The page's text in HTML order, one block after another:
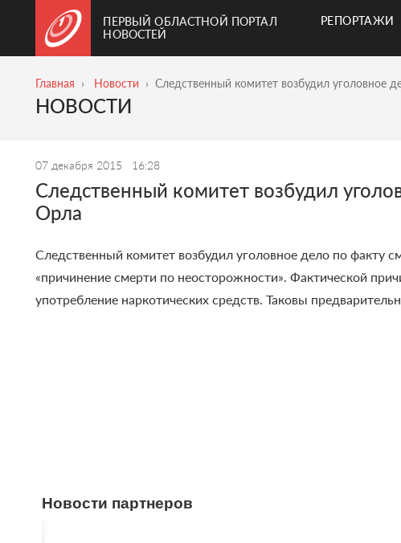
ПЕРВЫЙ ОБЛАСТНОЙ ПОРТАЛ
НОВОСТЕЙ
РЕПОРТАЖИ
Главная Новости Следственный комитет возбудил уголовное
НОВОСТИ
07 декабря 2015 16:28
Следственный комитет возбудил
Орла
Следственный комитет возбудил уголовное дело по факту
«причинение смерти по неосторожности». Фактической
употребление наркотических средств. Таковы
Новости партнеров